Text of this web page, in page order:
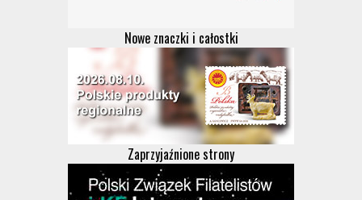
Nowe znaczki i całostki
Zaprzyjaźnione strony